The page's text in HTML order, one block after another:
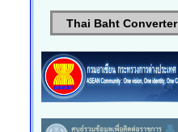
Thai Baht Converter